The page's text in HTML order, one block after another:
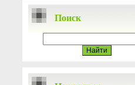
Поиск